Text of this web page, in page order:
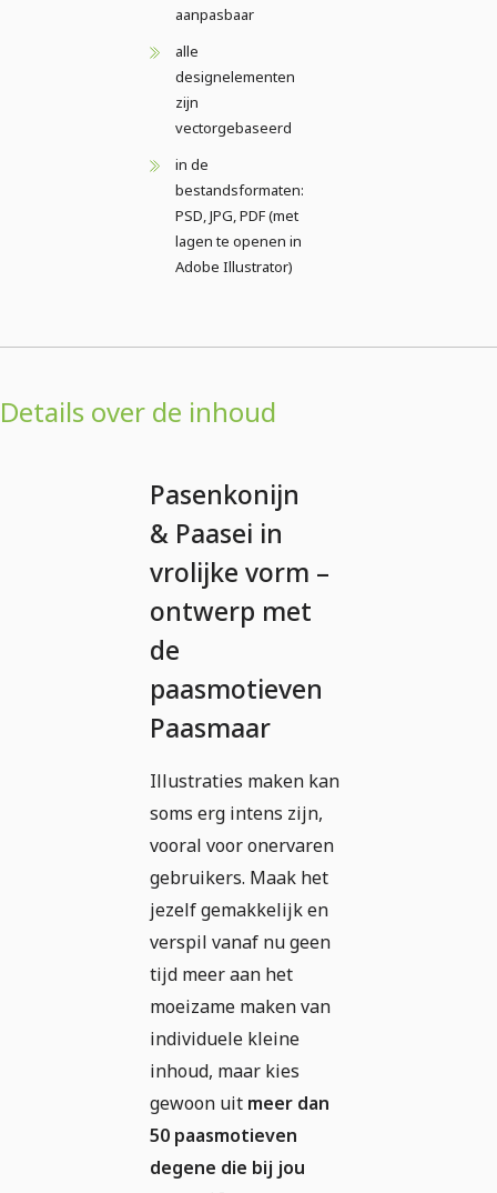
aanpasbaar
alle
designelementen
zijn
vectorgebaseerd
in de
bestandsformaten:
PSD, JPG, PDF (met
lagen te openen in
Adobe Illustrator)
Details over de inhoud
Pasenkonijn
& Paasei in
vrolijke vorm –
ontwerp met
de
paasmotieven
Paasmaar
Illustraties maken kan
soms erg intens zijn,
vooral voor onervaren
gebruikers. Maak het
jezelf gemakkelijk en
verspil vanaf nu geen
tijd meer aan het
moeizame maken van
individuele kleine
inhoud, maar kies
gewoon uit meer dan
50 paasmotieven
degene die bij jou